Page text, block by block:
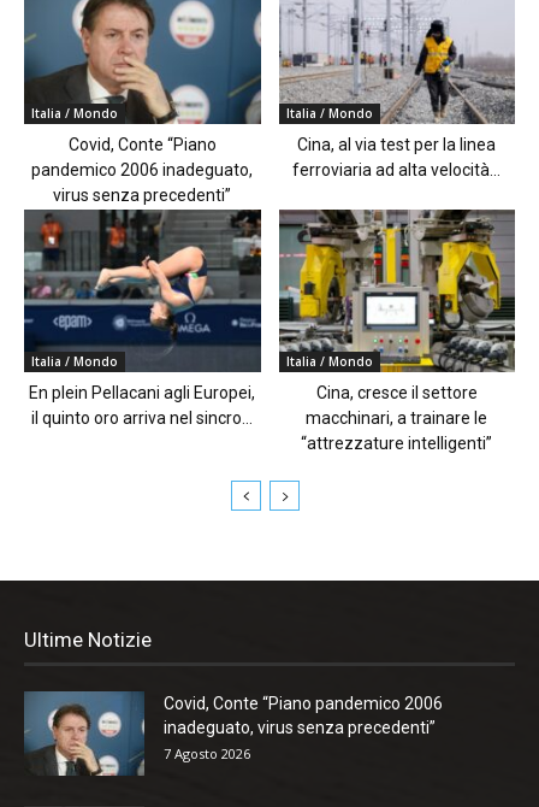
Italia / Mondo
Covid, Conte “Piano
pandemico 2006 inadeguato,
virus senza precedenti”
Italia / Mondo
Cina, al via test per la linea
ferroviaria ad alta velocità...
Italia / Mondo
En plein Pellacani agli Europei,
il quinto oro arriva nel sincro...
Italia / Mondo
Cina, cresce il settore
macchinari, a trainare le
“attrezzature intelligenti”
Ultime Notizie
Covid, Conte “Piano pandemico 2006
inadeguato, virus senza precedenti”
7 Agosto 2026